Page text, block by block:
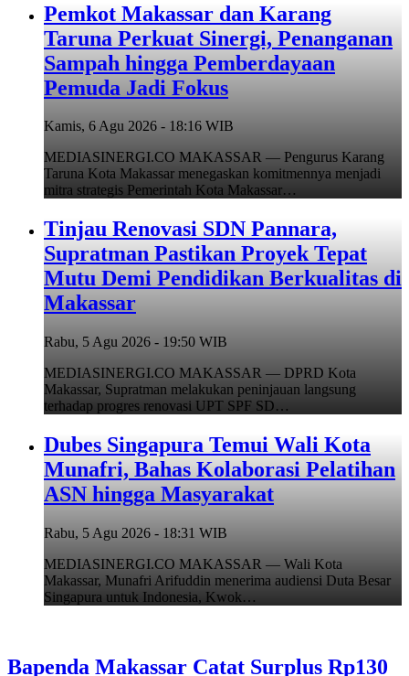
Pemkot Makassar dan Karang
Taruna Perkuat Sinergi, Penanganan
Sampah hingga Pemberdayaan
Pemuda Jadi Fokus
Kamis, 6 Agu 2026 - 18:16 WIB
MEDIASINERGI.CO MAKASSAR — Pengurus Karang
Taruna Kota Makassar menegaskan komitmennya menjadi
mitra strategis Pemerintah Kota Makassar…
Tinjau Renovasi SDN Pannara,
Supratman Pastikan Proyek Tepat
Mutu Demi Pendidikan Berkualitas di
Makassar
Rabu, 5 Agu 2026 - 19:50 WIB
MEDIASINERGI.CO MAKASSAR — DPRD Kota
Makassar, Supratman melakukan peninjauan langsung
terhadap progres renovasi UPT SPF SD…
Dubes Singapura Temui Wali Kota
Munafri, Bahas Kolaborasi Pelatihan
ASN hingga Masyarakat
Rabu, 5 Agu 2026 - 18:31 WIB
MEDIASINERGI.CO MAKASSAR — Wali Kota
Makassar, Munafri Arifuddin menerima audiensi Duta Besar
Singapura untuk Indonesia, Kwok…
Bapenda Makassar Catat Surplus Rp130